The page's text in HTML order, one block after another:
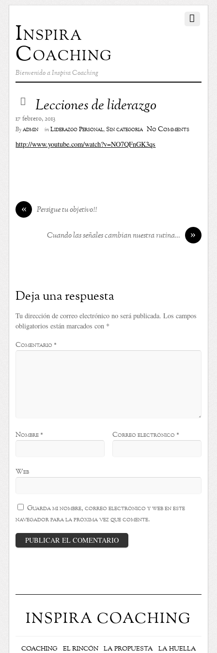
Inspira
Coaching
Bienvenido a Inspira Coaching
Lecciones de liderazgo
17 febrero, 2013
Byadmin inLiderazgo Personal,Sin categoría No Comments
http://www.youtube.com/watch?v=NO7QFnGK3qs
« Persigue tu objetivo!!
»
Cuando las señales cambian nuestra rutina…
Deja una respuesta
Tu dirección de correo electrónico no será publicada. Los campos
obligatorios están marcados con *
Comentario *
Nombre * Correo electrónico *
Web
Guarda mi nombre, correo electrónico y web en este
navegador para la próxima vez que comente.
INSPIRA COACHING
COACHING EL RINCÓN LA PROPUESTA LA HUELLA